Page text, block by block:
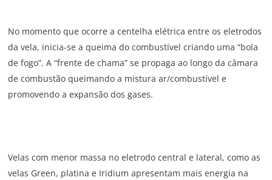
No momento que ocorre a centelha elétrica entre os eletrodos
da vela, inicia-se a queima do combustível criando uma “bola
de fogo”. A “frente de chama” se propaga ao longo da câmara
de combustão queimando a mistura ar/combustível e
promovendo a expansão dos gases.
Velas com menor massa no eletrodo central e lateral, como as
velas Green, platina e Iridium apresentam mais energia na